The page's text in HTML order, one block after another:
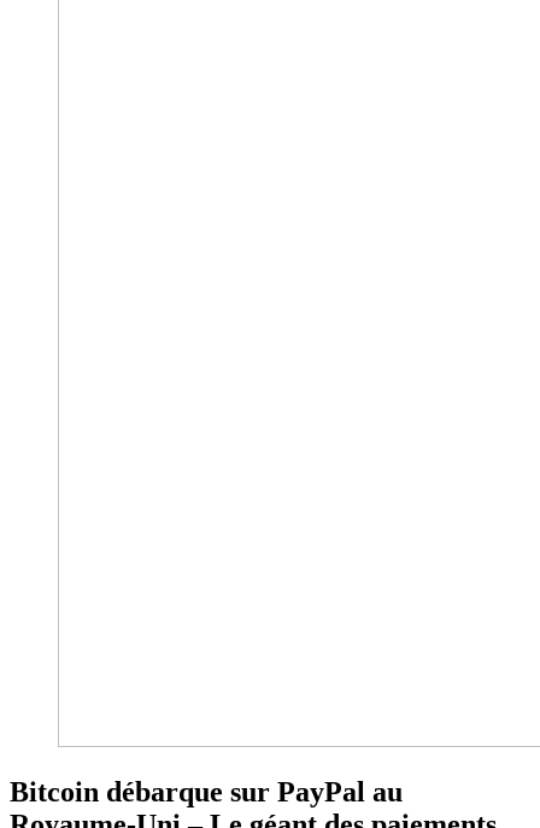
Bitcoin débarque sur PayPal au